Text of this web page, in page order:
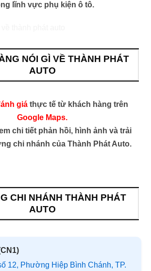
lĩnh vực phụ kiện ô tô.
NÓI GÌ VỀ THÀNH PHÁT
AUTO
giá thực tế từ khách hàng trên
Google Maps.
chi tiết phản hồi, hình ảnh và trải
chi nhánh của Thành Phát Auto.
CHI NHÁNH THÀNH PHÁT
AUTO
12, Phường Hiệp Bình Chánh, TP.